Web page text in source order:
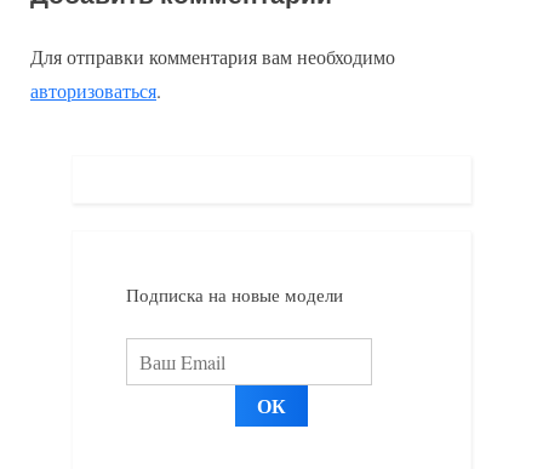
записям
д
у
у
п
и
ь
Для отправки комментария вам необходимо
авторизоваться.
Подписка на новые модели